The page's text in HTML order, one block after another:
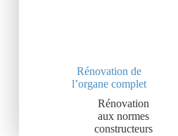
Rénovation de
l’organe complet
Rénovation
aux normes
constructeurs